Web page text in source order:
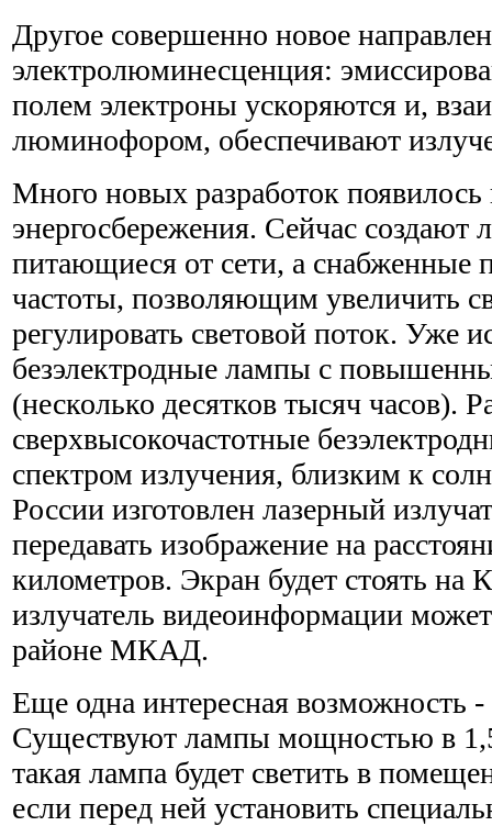
Другое совершенно новое
электролюминесценция:
полем электроны ускоряются и,
люминофором, обеспечивают
Много новых разработок появилось
энергосбережения. Сейчас создают
питающиеся от сети, а снабженные
частоты, позволяющим увеличить
регулировать световой поток. Уже
безэлектродные лампы с
(несколько десятков тысяч часов).
сверхвысокочастотные
спектром излучения, близким к
России изготовлен лазерный
передавать изображение на
километров. Экран будет стоять на
излучатель видеоинформации может
районе МКАД.
Еще одна интересная возможность -
Существуют лампы мощностью в
такая лампа будет светить в
если перед ней установить